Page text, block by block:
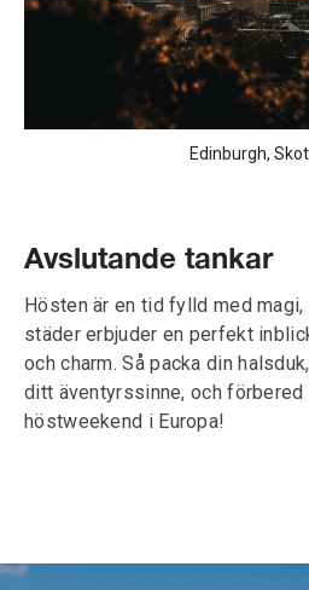
Edinburgh,
Avslutande tankar
Hösten är en tid fylld med
städer erbjuder en perfekt
och charm. Så packa din
ditt äventyrssinne, och
höstweekend i Europa!